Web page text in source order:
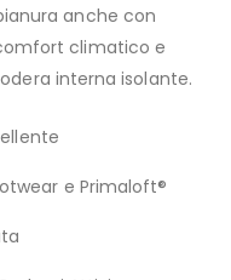
anche con
climatico e
interna isolante.
e Primaloft®